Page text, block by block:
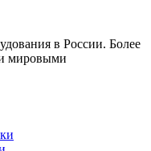
в России. Более
мировыми